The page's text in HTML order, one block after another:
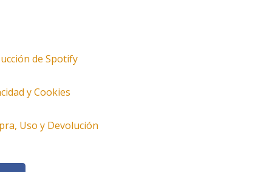
de Spotify
y Cookies
Uso y Devolución